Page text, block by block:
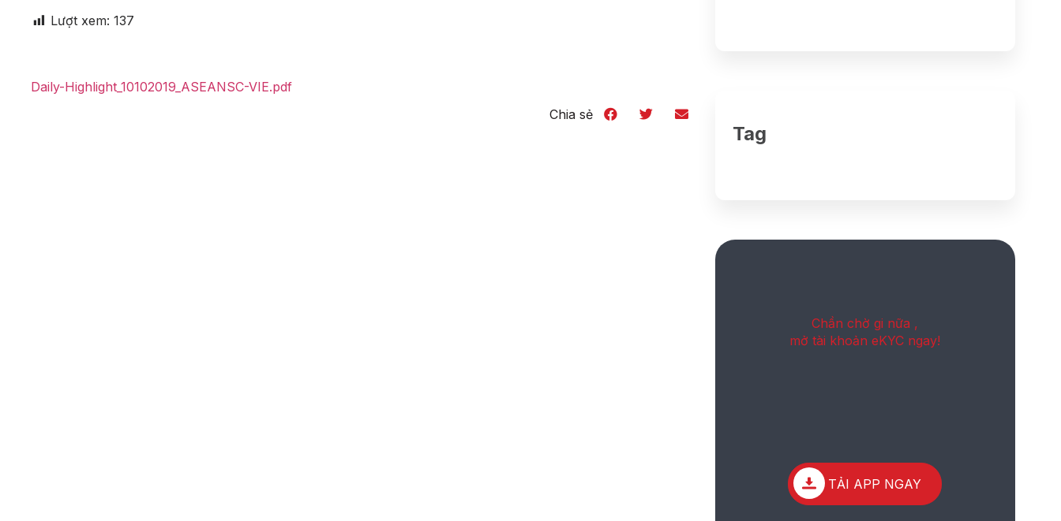
Lượt xem: 137
Daily-Highlight_10102019_ASEANSC-VIE.pdf
Chia sẻ
Tag
Chần chờ gi nữa ,
mở tài khoản eKYC ngay!
TẢI APP NGAY